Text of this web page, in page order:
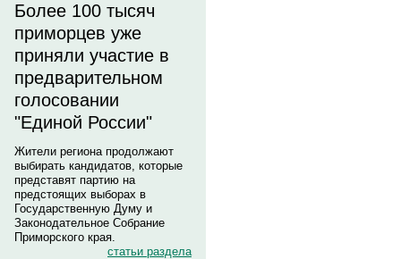
Более 100 тысяч
приморцев уже
приняли участие в
предварительном
голосовании
"Единой России"
Жители региона продолжают
выбирать кандидатов, которые
представят партию на
предстоящих выборах в
Государственную Думу и
Законодательное Собрание
Приморского края.
статьи раздела